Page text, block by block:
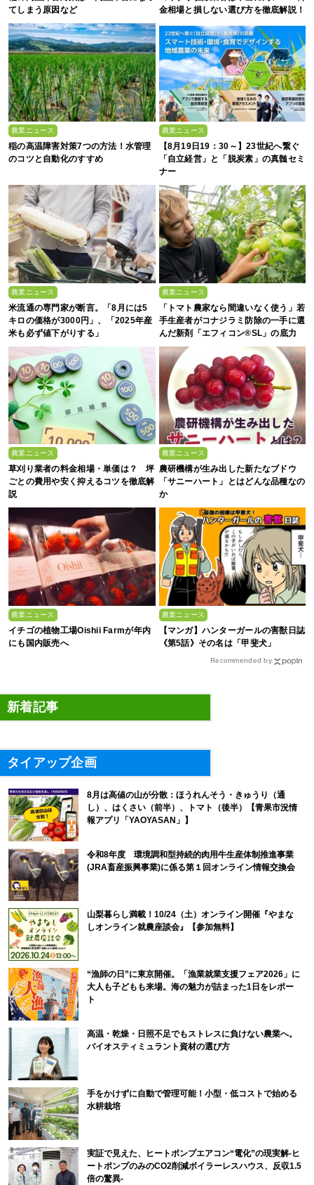
てしまう原因など
金相場と損しない選び方を徹底解説！
農業ニュース
稲の高温障害対策7つの方法！水管理
のコツと自動化のすすめ
農業ニュース
【8月19日19：30～】23世紀へ繋ぐ
「自立経営」と「脱炭素」の真髄セミ
ナー
農業ニュース
米流通の専門家が断言。「8月には5
キロの価格が3000円」、「2025年産
米も必ず値下がりする」
農業ニュース
「トマト農家なら間違いなく使う」若
手生産者がコナジラミ防除の一手に選
んだ新剤「エフィコン®SL」の底力
農業ニュース
草刈り業者の料金相場・単価は？ 坪
ごとの費用や安く抑えるコツを徹底解
説
農業ニュース
農研機構が生み出した新たなブドウ
「サニーハート」とはどんな品種なの
か
農業ニュース
イチゴの植物工場Oishii Farmが年内
にも国内販売へ
農業ニュース
【マンガ】ハンターガールの害獣日誌
《第5話》その名は「甲斐犬」
Recommended by
新着記事
タイアップ企画
8月は高値の山が分散：ほうれんそう・きゅうり（通
し）、はくさい（前半）、トマト（後半）【青果市況情
報アプリ「YAOYASAN」】
令和8年度 環境調和型持続的肉用牛生産体制推進事業
(JRA畜産振興事業)に係る第１回オンライン情報交換会
山梨暮らし満載！10/24（土）オンライン開催『やまな
しオンライン就農座談会』【参加無料】
“漁師の日”に東京開催。「漁業就業支援フェア2026」に
大人も子どもも来場。海の魅力が詰まった1日をレポー
ト
高温・乾燥・日照不足でもストレスに負けない農業へ。
バイオスティミュラント資材の選び方
手をかけずに自動で管理可能！小型・低コストで始める
水耕栽培
実証で見えた、ヒートポンプエアコン“電化”の現実解-ヒ
ートポンプのみのCO2削減ボイラーレスハウス、反収1.5
倍の驚異-